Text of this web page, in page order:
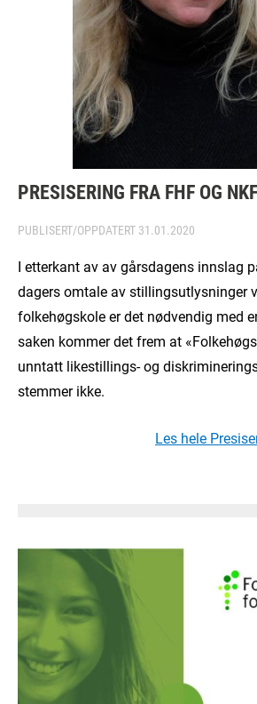
PRESISERING FRA FHF OG NKF
PUBLISERT/OPPDATERT 31.01.2020
I etterkant av av gårsdagens innslag
dagers omtale av stillingsutlysninger
folkehøgskole er det nødvendig med
saken kommer det frem at
unntatt likestillings- og
stemmer ikke.
Les hele